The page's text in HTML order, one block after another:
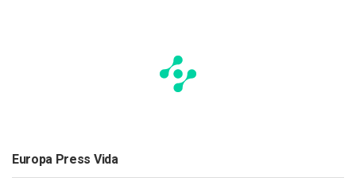
Europa Press Vida